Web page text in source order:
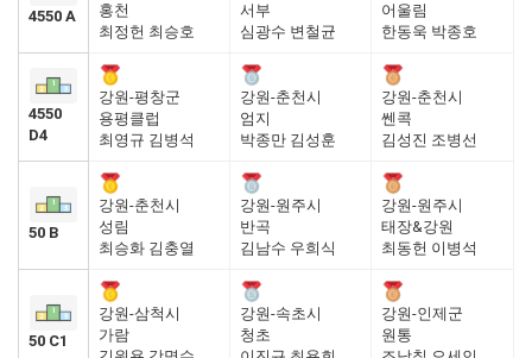
4550 A
홍천
최정헌 최승호
서부
심광수 변철균
어울림
한동욱 박종호
4550
D4
강원-평창군
용평클럽
최영규 김병석
강원-춘천시
엄지
박종만 김성훈
강원-춘천시
쎈콕
김성진 조병선
50 B
강원-춘천시
성림
최승화 김충열
강원-원주시
반곡
김남수 우희식
강원-원주시
태장&강원
최동헌 이병석
50 C1
강원-삼척시
가람
강원-속초시
청초
강원-인제군
원통